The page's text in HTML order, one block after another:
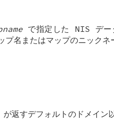
で指定した NIS データ
プ名またはマップのニックネ
返すデフォルトのドメイン以